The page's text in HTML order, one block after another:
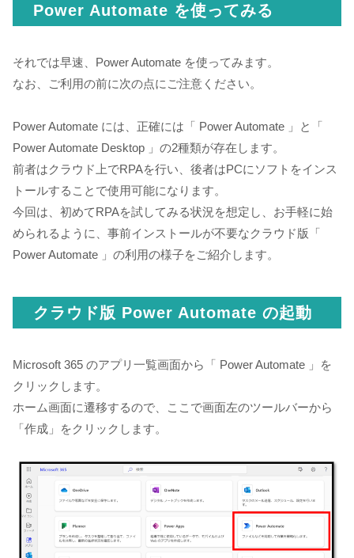
Power Automate を使ってみる
それでは早速、Power Automate を使ってみます。
なお、ご利用の前に次の点にご注意ください。
Power Automate には、正確には「 Power Automate 」と「
Power Automate Desktop 」の2種類が存在します。
前者はクラウド上でRPAを行い、後者はPCにソフトをインス
トールすることで使用可能になります。
今回は、初めてRPAを試してみる状況を想定し、お手軽に始
められるように、事前インストールが不要なクラウド版「
Power Automate 」の利用の様子をご紹介します。
クラウド版 Power Automate の起動
Microsoft 365 のアプリ一覧画面から「 Power Automate 」を
クリックします。
ホーム画面に遷移するので、ここで画面左のツールバーから
「作成」をクリックします。